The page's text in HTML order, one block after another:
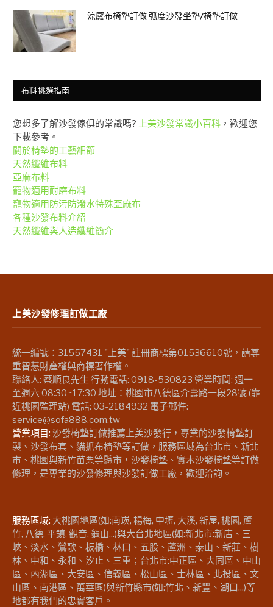
涼感布椅墊訂做 弧度沙發坐墊/椅墊訂做
布料挑選指南
您想多了解沙發傢俱的常識嗎? 上美沙發常識小百科 ，歡迎您
下載參考。
關於椅墊的工藝細節
天然纖維布料
亞麻布料
竉物適用耐磨布料
竉物適用防污防潑水特殊亞麻布
各種沙發布料介紹
天然纖維與人造纖維簡介
上美沙發修理訂做工廠
統一編號：31557431 "上美" 註冊商標第01536610號，請尊
重智慧財產權與商標著作權。
聯絡人: 蔡順良先生 行動電話: 0918-530823 營業時間: 週一
至週六 08:30~17:30 地址：桃園市八德區介壽路一段28號 (靠
近桃園監理站) 電話: 03-2184932 電子郵件:
service@sofa888.com.tw
營業項目: 沙發椅墊訂做推薦上美沙發行，專業的沙發椅墊訂
製、沙發布套、貓抓布椅墊等訂做，服務區域為台北市、新北
市、桃園與新竹苗栗等縣市，沙發椅墊、實木沙發椅墊等訂做
修理，是專業的沙發修理與沙發訂做工廠，歡迎洽詢。
服務區域: 大桃園地區(如:南崁, 楊梅, 中壢, 大溪, 新屋, 桃園, 蘆
竹, 八德, 平鎮, 觀音, 龜山...)與大台北地區(如:新北市:新店、三
峽、淡水、鶯歌、板橋、林口、五股、蘆洲、泰山、新莊、樹
林、中和、永和、汐止、三重；台北市:中正區、大同區、中山
區、內湖區、大安區、信義區、松山區、士林區、北投區、文
山區、南港區、萬華區)與新竹縣市(如:竹北、新豐、湖口...)等
地都有我們的忠實客戶。